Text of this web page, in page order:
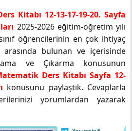
Kitabı 12-13-17-19-20. Sayfa
2025-2026 eğitim-öğretim yılı
öğrencilerinin en çok ihtiyaç
bulunan ve içerisinde
ve Çıkarma konusunun
Ders Kitabı Sayfa 12-
konusunu paylaştık. Cevaplarla
yorumlardan yazarak